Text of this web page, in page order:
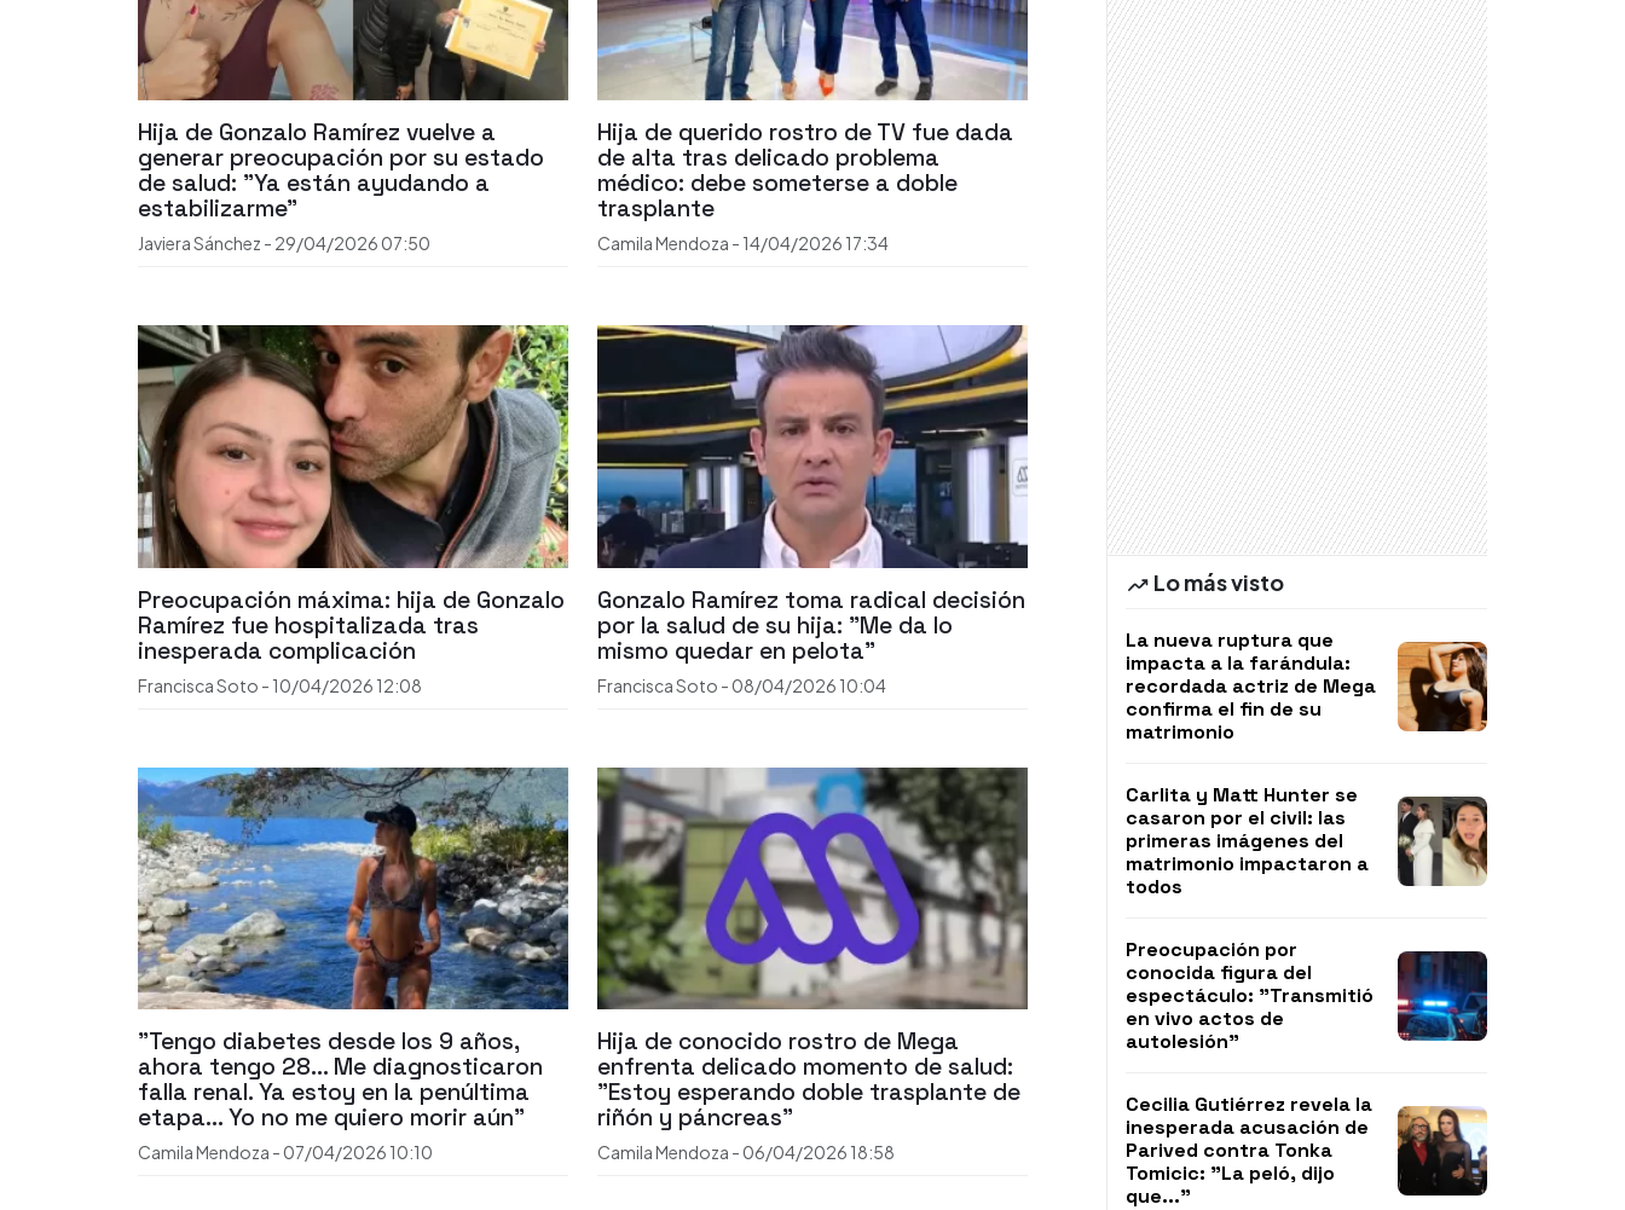
Hija de Gonzalo Ramírez vuelve a
generar preocupación por su estado
de salud: "Ya están ayudando a
estabilizarme"
Javiera Sánchez - 29/04/2026 07:50
Hija de querido rostro de TV fue dada
de alta tras delicado problema
médico: debe someterse a doble
trasplante
Camila Mendoza - 14/04/2026 17:34
Preocupación máxima: hija de Gonzalo
Ramírez fue hospitalizada tras
inesperada complicación
Francisca Soto - 10/04/2026 12:08
Gonzalo Ramírez toma radical decisión
por la salud de su hija: "Me da lo
mismo quedar en pelota"
Francisca Soto - 08/04/2026 10:04
"Tengo diabetes desde los 9 años,
ahora tengo 28... Me diagnosticaron
falla renal. Ya estoy en la penúltima
etapa... Yo no me quiero morir aún"
Camila Mendoza - 07/04/2026 10:10
Hija de conocido rostro de Mega
enfrenta delicado momento de salud:
"Estoy esperando doble trasplante de
riñón y páncreas"
Camila Mendoza - 06/04/2026 18:58
Lo más visto
La nueva ruptura que
impacta a la farándula:
recordada actriz de Mega
confirma el fin de su
matrimonio
Carlita y Matt Hunter se
casaron por el civil: las
primeras imágenes del
matrimonio impactaron a
todos
Preocupación por
conocida figura del
espectáculo: "Transmitió
en vivo actos de
autolesión"
Cecilia Gutiérrez revela la
inesperada acusación de
Parived contra Tonka
Tomicic: "La peló, dijo
que..."